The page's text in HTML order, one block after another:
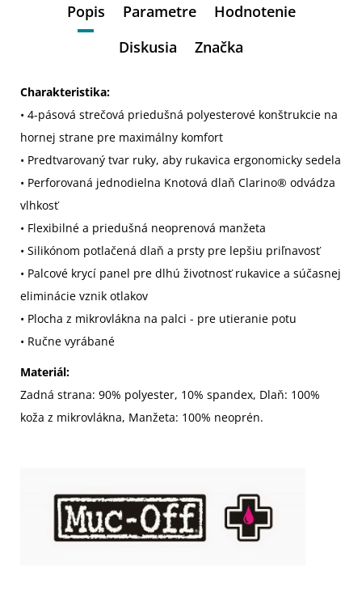
Popis Parametre
Hodnotenie
Diskusia
Značka
Charakteristika:
• 4-pásová strečová priedušná polyesterové konštrukcie na
hornej strane pre maximálny komfort
• Predtvarovaný tvar ruky, aby rukavica ergonomicky sedela
• Perforovaná jednodielna Knotová dlaň Clarino® odvádza
vlhkosť
• Flexibilné a priedušná neoprenová manžeta
• Silikónom potlačená dlaň a prsty pre lepšiu priľnavosť
• Palcové krycí panel pre dlhú životnosť rukavice a súčasnej
eliminácie vznik otlakov
• Plocha z mikrovlákna na palci - pre utieranie potu
• Ručne vyrábané
Materiál:
Zadná strana: 90% polyester, 10% spandex, Dlaň: 100%
koža z mikrovlákna, Manžeta: 100% neoprén.